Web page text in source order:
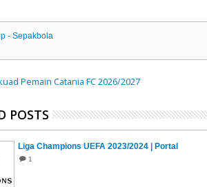
- Sepakbola
Pemain Catania FC 2026/2027
POSTS
Liga Champions UEFA 2023/2024 | Portal
1